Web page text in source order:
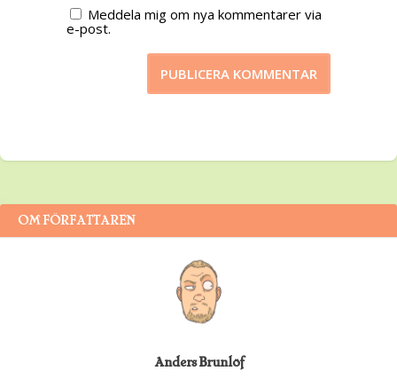
Meddela mig om nya kommentarer via
e-post.
OM FÖRFATTAREN
Anders Brunlöf